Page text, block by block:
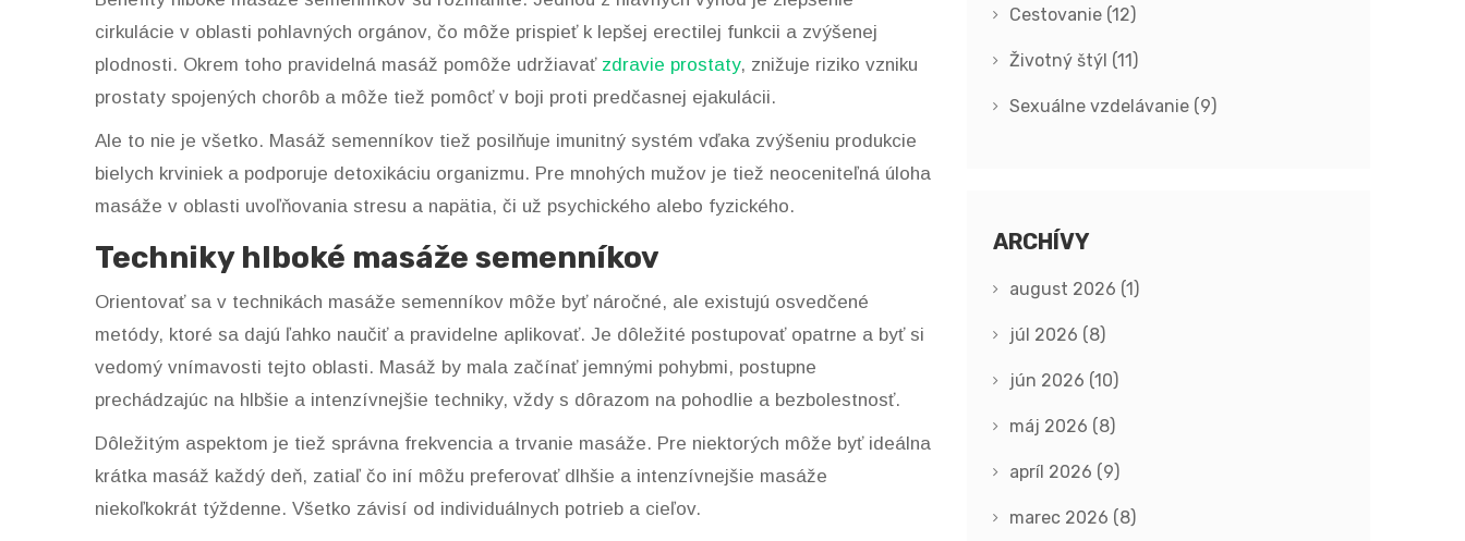
cirkulácie v oblasti pohlavných orgánov, čo môže prispieť k lepšej erectilej funkcii a zvýšenej
plodnosti. Okrem toho pravidelná masáž pomôže udržiavať zdravie prostaty, znižuje riziko vzniku
prostaty spojených chorôb a môže tiež pomôcť v boji proti predčasnej ejakulácii.
Ale to nie je všetko. Masáž semenníkov tiež posilňuje imunitný systém vďaka zvýšeniu produkcie
bielych krviniek a podporuje detoxikáciu organizmu. Pre mnohých mužov je tiež neoceniteľná úloha
masáže v oblasti uvoľňovania stresu a napätia, či už psychického alebo fyzického.
Techniky hlboké masáže semenníkov
Orientovať sa v technikách masáže semenníkov môže byť náročné, ale existujú osvedčené
metódy, ktoré sa dajú ľahko naučiť a pravidelne aplikovať. Je dôležité postupovať opatrne a byť si
vedomý vnímavosti tejto oblasti. Masáž by mala začínať jemnými pohybmi, postupne
prechádzajúc na hlbšie a intenzívnejšie techniky, vždy s dôrazom na pohodlie a bezbolestnosť.
Dôležitým aspektom je tiež správna frekvencia a trvanie masáže. Pre niektorých môže byť ideálna
krátka masáž každý deň, zatiaľ čo iní môžu preferovať dlhšie a intenzívnejšie masáže
niekoľkokrát týždenne. Všetko závisí od individuálnych potrieb a cieľov.
Cestovanie (12)
Životný štýl (11)
Sexuálne vzdelávanie (9)
ARCHÍVY
august 2026 (1)
júl 2026 (8)
jún 2026 (10)
máj 2026 (8)
apríl 2026 (9)
marec 2026 (8)